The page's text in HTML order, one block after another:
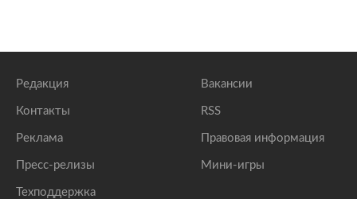
Редакция
Контакты
Реклама
Пресс-релизы
Техподдержка
Вакансии
RSS
Правовая информация
Мини-игры